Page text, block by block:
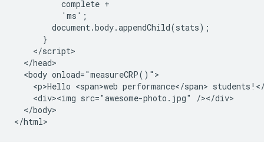
          complete +
          'ms';
        document.body.appendChild(stats);
      }
    </script>
  </head>
  <body onload="measureCRP()">
<p>Hello <span>web performance</span>
    <div><img src="awesome-photo.jpg" /></div>
  </body>